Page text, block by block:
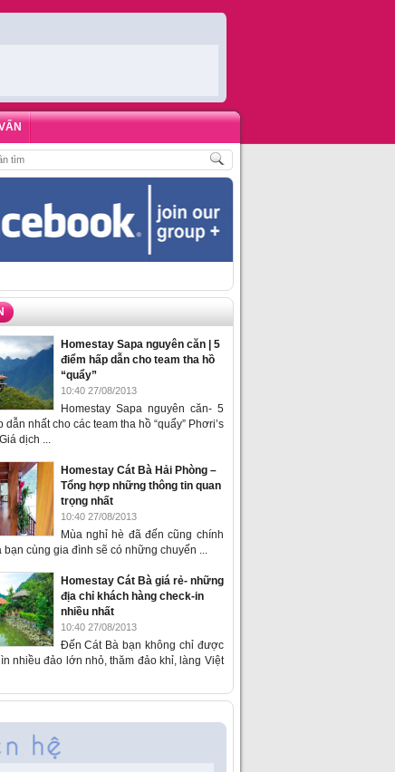
BIỂN HẠ LONG – 5 ĐỊA ĐIỂM ĐƯỢC LÒNG DU KHÁCH NHẤT
Homestay Sapa nguyên căn | 5
điểm hấp dẫn cho team tha hồ
“quẩy”
10:40 27/08/2013
Homestay Sapa nguyên căn- 5
dẫn nhất cho các team tha hồ “quẩy” Phơri’s
dịch ...
Homestay Cát Bà Hải Phòng –
Tổng hợp những thông tin quan
trọng nhất
10:40 27/08/2013
Mùa nghỉ hè đã đến cũng chính
bạn cùng gia đình sẽ có những chuyến ...
Homestay Cát Bà giá rẻ- những
địa chỉ khách hàng check-in
nhiều nhất
10:40 27/08/2013
Đến Cát Bà bạn không chỉ được
nhiều đảo lớn nhỏ, thăm đảo khỉ, làng Việt